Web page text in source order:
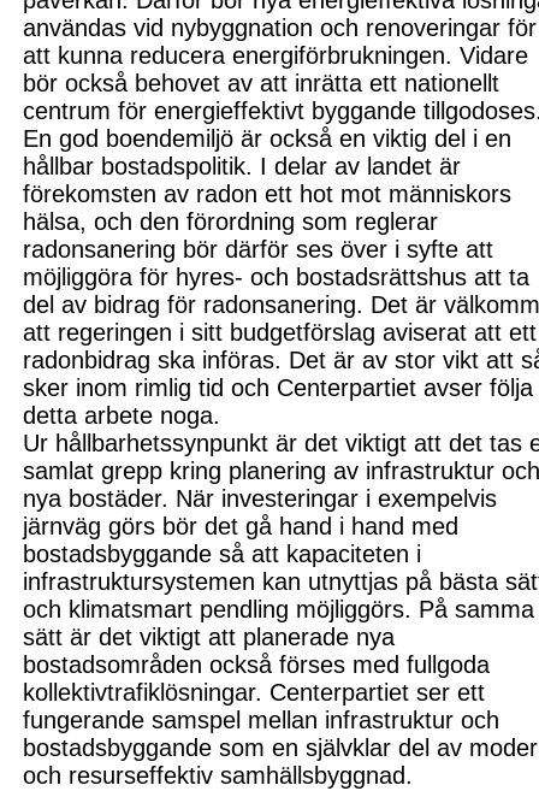
användas vid nybyggnation och renoveringar för
att kunna reducera energiförbrukningen. Vidare
bör också behovet av att inrätta ett nationellt
centrum för energieffektivt byggande
En god boendemiljö är också en viktig del i en
hållbar bostadspolitik. I delar av landet är
förekomsten av radon ett hot mot människors
hälsa, och den förordning som reglerar
radonsanering bör därför ses över i syfte att
möjliggöra för hyres- och bostadsrättshus att ta
del av bidrag för radonsanering. Det är
att regeringen i sitt budgetförslag aviserat att ett
radonbidrag ska införas. Det är av stor vikt att
sker inom rimlig tid och Centerpartiet avser följa
detta arbete noga.
Ur hållbarhetssynpunkt är det viktigt att det tas
samlat grepp kring planering av infrastruktur
nya bostäder. När investeringar i exempelvis
järnväg görs bör det gå hand i hand med
bostadsbyggande så att kapaciteten i
infrastruktursystemen kan utnyttjas på bästa
och klimatsmart pendling möjliggörs. På samma
sätt är det viktigt att planerade nya
bostadsområden också förses med fullgoda
kollektivtrafiklösningar. Centerpartiet ser ett
fungerande samspel mellan infrastruktur och
bostadsbyggande som en självklar del av
och resurseffektiv samhällsbyggnad.